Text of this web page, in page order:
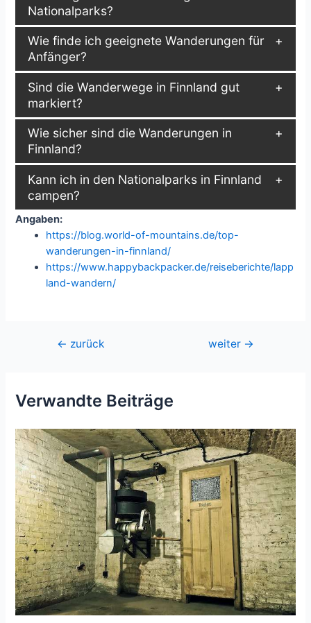
Nationalparks?
Wie finde ich geeignete Wanderungen für
Anfänger?
Sind die Wanderwege in Finnland gut
markiert?
Wie sicher sind die Wanderungen in
Finnland?
Kann ich in den Nationalparks in Finnland
campen?
Angaben:
https://blog.world-of-mountains.de/top-
wanderungen-in-finnland/
https://www.happybackpacker.de/reiseberichte/lapp
land-wandern/
Beitragsnavigation
← zurück weiter →
Verwandte Beiträge